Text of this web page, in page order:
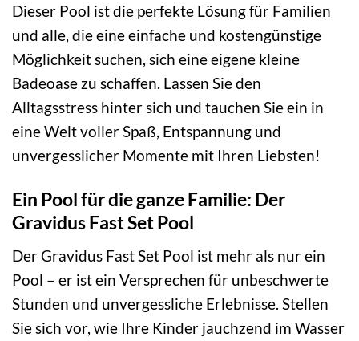
Dieser Pool ist die perfekte Lösung für Familien
und alle, die eine einfache und kostengünstige
Möglichkeit suchen, sich eine eigene kleine
Badeoase zu schaffen. Lassen Sie den
Alltagsstress hinter sich und tauchen Sie ein in
eine Welt voller Spaß, Entspannung und
unvergesslicher Momente mit Ihren Liebsten!
Ein Pool für die ganze Familie: Der
Gravidus Fast Set Pool
Der Gravidus Fast Set Pool ist mehr als nur ein
Pool – er ist ein Versprechen für unbeschwerte
Stunden und unvergessliche Erlebnisse. Stellen
Sie sich vor, wie Ihre Kinder jauchzend im Wasser